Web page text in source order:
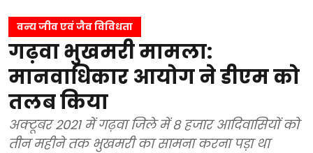
वन्य जीव एवं जैव विविधता
गढ़वा भुखमरी मामला:
मानवाधिकार आयोग ने डीएम को
तलब किया
अक्टूबर 2021 में गढ़वा जिले में 8 हजार आदिवासियों को
तीन महीने तक भुखमरी का सामना करना पड़ा था